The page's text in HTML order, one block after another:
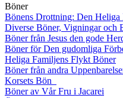
Böner
Bönens Drottning: Den Heliga
Diverse Böner, Vigningar och
Böner från Jesus den gode
Böner för Den gudomliga
Heliga Familjens Flykt Böner
Böner från andra
Korsets Bön
Böner av Vår Fru i Jacarei